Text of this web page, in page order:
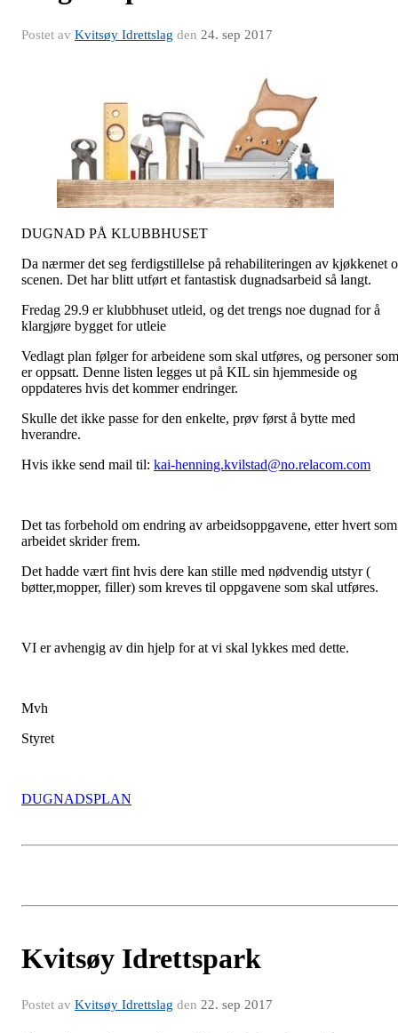
Postet av Kvitsøy Idrettslag den 24. sep 2017
DUGNAD PÅ KLUBBHUSET
Da nærmer det seg ferdigstillelse på rehabiliteringen av kjøkkenet
scenen. Det har blitt utført et fantastisk dugnadsarbeid så langt.
Fredag 29.9 er klubbhuset utleid, og det trengs noe dugnad for å
klargjøre bygget for utleie
Vedlagt plan følger for arbeidene som skal utføres, og personer som
er oppsatt. Denne listen legges ut på KIL sin hjemmeside og
oppdateres hvis det kommer endringer.
Skulle det ikke passe for den enkelte, prøv først å bytte med
hverandre.
Hvis ikke send mail til: kai-henning.kvilstad@no.relacom.com
Det tas forbehold om endring av arbeidsoppgavene, etter hvert som
arbeidet skrider frem.
Det hadde vært fint hvis dere kan stille med nødvendig utstyr (
bøtter,mopper, filler) som kreves til oppgavene som skal utføres.
VI er avhengig av din hjelp for at vi skal lykkes med dette.
Mvh
Styret
DUGNADSPLAN
Kvitsøy Idrettspark
Postet av Kvitsøy Idrettslag den 22. sep 2017